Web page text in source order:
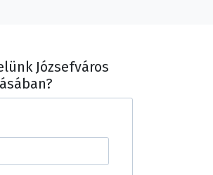
Józsefváros